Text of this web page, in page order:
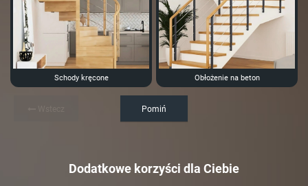
Schody kręcone Obłożenie na beton
Pomiń
Dodatkowe korzyści dla Ciebie